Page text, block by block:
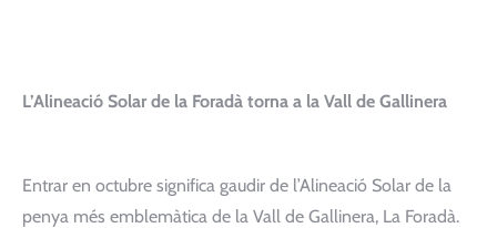
L’Alineació Solar de la Foradà torna a la Vall de Gallinera
Entrar en octubre significa gaudir de l’Alineació Solar de la
penya més emblemàtica de la Vall de Gallinera, La Foradà.